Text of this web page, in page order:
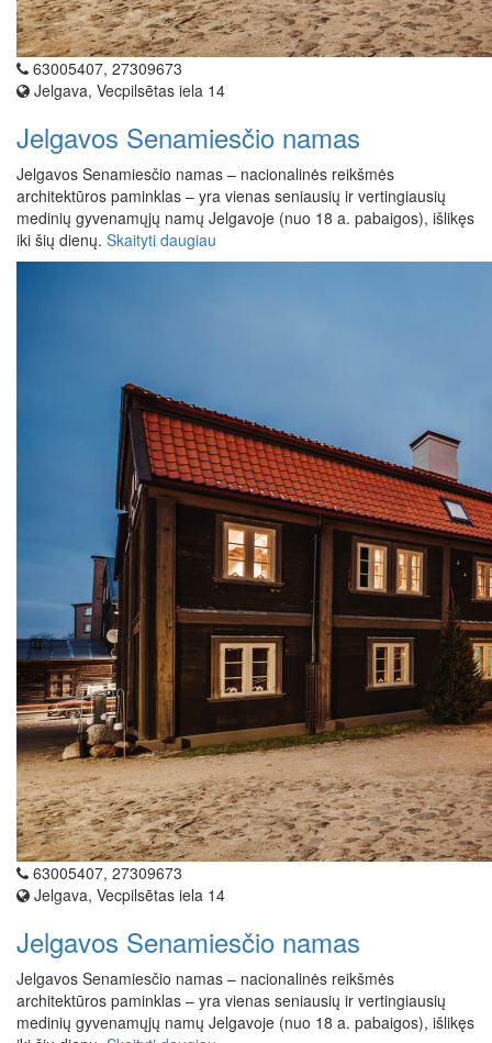
63005407, 27309673
Jelgava, Vecpilsētas iela 14
Jelgavos Senamiesčio namas
Jelgavos Senamiesčio namas – nacionalinės reikšmės
architektūros paminklas – yra vienas seniausių ir vertingiausių
medinių gyvenamųjų namų Jelgavoje (nuo 18 a. pabaigos), išlikęs
iki šių dienų. Skaityti daugiau
63005407, 27309673
Jelgava, Vecpilsētas iela 14
Jelgavos Senamiesčio namas
Jelgavos Senamiesčio namas – nacionalinės reikšmės
architektūros paminklas – yra vienas seniausių ir vertingiausių
medinių gyvenamųjų namų Jelgavoje (nuo 18 a. pabaigos), išlikęs